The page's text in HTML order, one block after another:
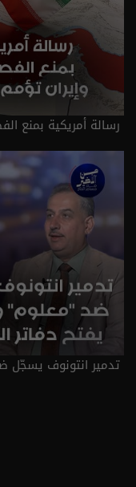
- حلقة ٣ | الموسم 3
تدمير انتونوف يسجّل